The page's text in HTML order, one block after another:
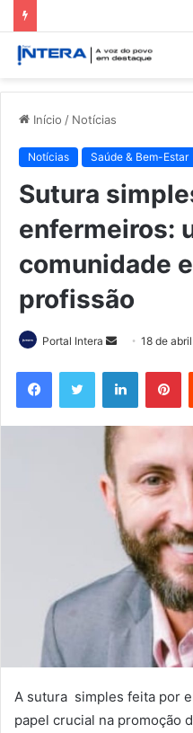
Início / Notícias
Notícias Saúde & Bem-Estar
Sutura
enfermeiros:
comunidade
profissão
Portal Intera
Mande
e-
18 de
FacebookTwitter Linkedin
A sutura simples feita por
papel crucial na promoção